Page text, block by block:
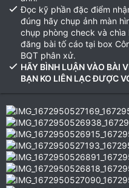
Đọc kỹ phần đặc điểm
đúng hãy chụp ảnh màn
chụp phòng check và
đăng bài tố cáo tại box
BQT phân xử.
HÃY BÌNH LUẬN VÀO BÀI
BẠN KO LIÊN LẠC ĐƯỢC